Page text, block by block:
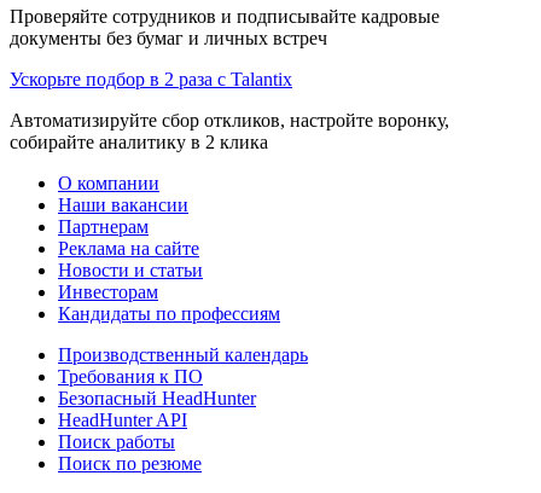
Проверяйте сотрудников и подписывайте кадровые
документы без бумаг и личных встреч
Ускорьте подбор в 2 раза с Talantix
Автоматизируйте сбор откликов, настройте воронку,
собирайте аналитику в 2 клика
О компании
Наши вакансии
Партнерам
Реклама на сайте
Новости и статьи
Инвесторам
Кандидаты по профессиям
Производственный календарь
Требования к ПО
Безопасный HeadHunter
HeadHunter API
Поиск работы
Поиск по резюме